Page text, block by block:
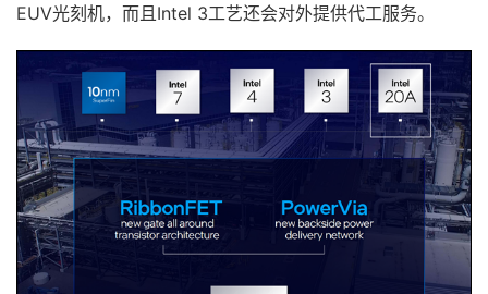
EUV光刻机，而且Intel 3工艺还会对外提供代工服务。